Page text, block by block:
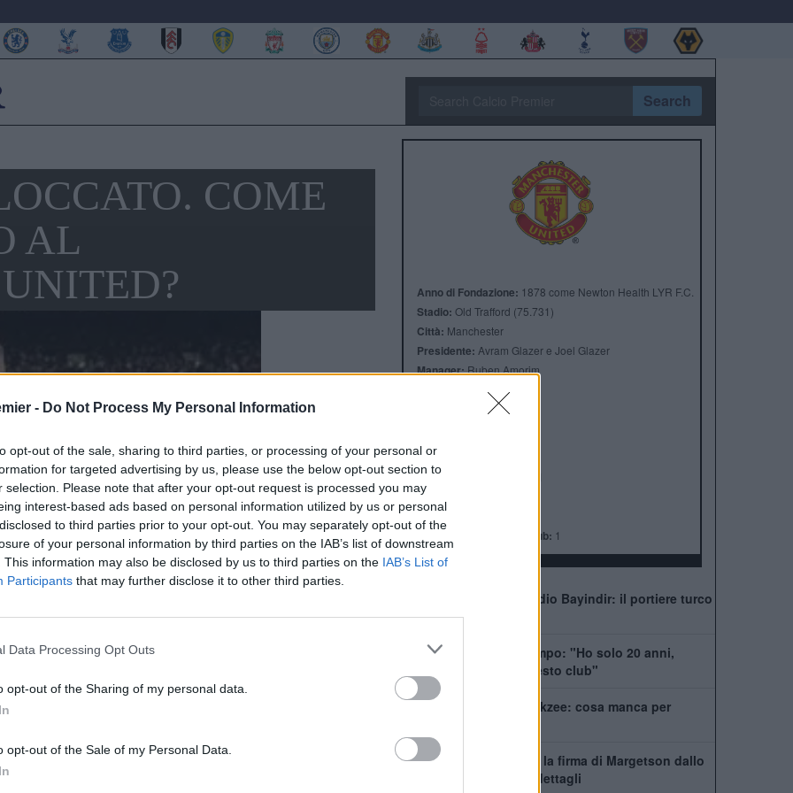
- Do Not Process My Personal Information
opt-out of the sale, sharing to third parties, or processing of your personal or
for targeted advertising by us, please use the below opt-out section to
selection. Please note that after your opt-out request is processed you may
interest-based ads based on personal information utilized by us or personal
to third parties prior to your opt-out. You may separately opt-out of the
of your personal information by third parties on the IAB’s list of downstream
This information may also be disclosed by us to third parties on the IAB’s List of
Participants that may further disclose it to other third parties.
Data Processing Opt Outs
opt-out of the Sharing of my personal data.
opt-out of the Sale of my Personal Data.
Search
COME
AL
ieri sera, a Turf Moore. Due reti d’auore, che però non
ha sfruttato un grande assist di
cross di Dorgu. Adesso l’ex Lipsia è a quota 4 reti con i
Anno di Fondazione: 1878 come Newton Health LYR F.C.
Stadio: Old Trafford (75.731)
Città: Manchester
Presidente: Avram Glazer e Joel Glazer
Manager:Ruben Amorim
Premier League:
20
League Cup:
FA Community Shield:
Champions League:
Supercoppa Europea:
Coppa del Mondo per Club: 1
Manchester United, addio Bayindir: il portiere turco
vola in Liga
United, Yoro chiede tempo: "Ho solo 20 anni,
posso dare tanto a questo club"
La Juventus ha il si Zirkzee: cosa manca per
Manchester United, c'è la firma di Margetson dallo
Swansea: annuncio e dettagli